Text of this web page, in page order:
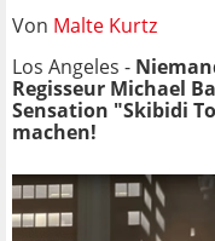
Von Malte Kurtz
Los Angeles -
Regisseur Michael
Sensation "Skibidi
machen!